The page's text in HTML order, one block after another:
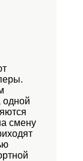
одной
смену